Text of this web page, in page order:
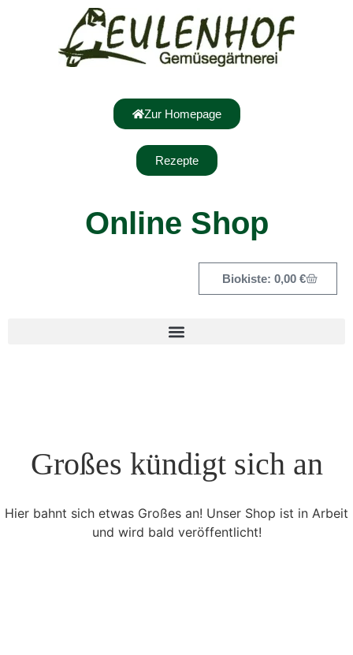
Zur Homepage
Rezepte
Online Shop
0,00 €
Großes kündigt sich an
Hier bahnt sich etwas Großes an! Unser Shop ist in Arbeit
und wird bald veröffentlicht!